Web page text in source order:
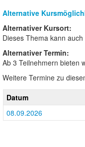
Alternative
Alternativer Kursort:
Dieses Thema kann auch
Alternativer Termin:
Ab 3 Teilnehmern bieten
Weitere Termine zu
Datum
08.09.2026